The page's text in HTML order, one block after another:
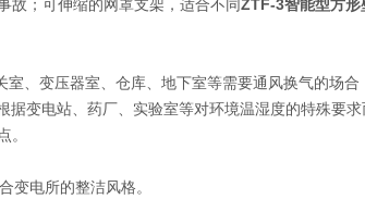
故；可伸缩的网罩支架，适合不同ZTF-3智能型方形
、变压器室、仓库、地下室等需要通风换气的场合
变电站、药厂、实验室等对环境温湿度的特殊要
。
变电所的整洁风格。